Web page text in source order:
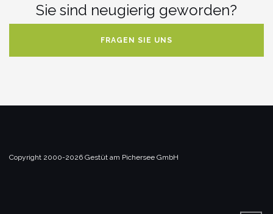
Sie sind neugierig geworden?
FRAGEN SIE UNS
Copyright 2000-2026 Gestüt am Pichersee GmbH